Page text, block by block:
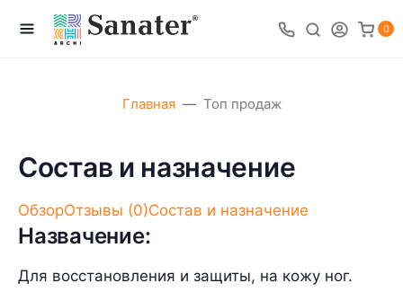
0
Главная Топ продаж
Состав и назначение
ОбзорОтзывы (0)Состав и назначение
Назвачение:
Для восстановления и защиты, на кожу ног.